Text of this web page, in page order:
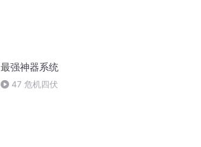
最强神器系统
47 危机四伏